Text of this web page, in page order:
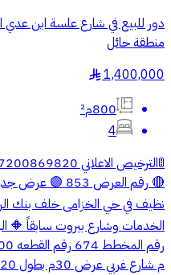
دور للبيع في شارع علسة ابن عدي
منطقة حائل
1,400,000
§
800م²
4
🔴 رقم العرض
نظيف في حي الخزامى خلف بنك